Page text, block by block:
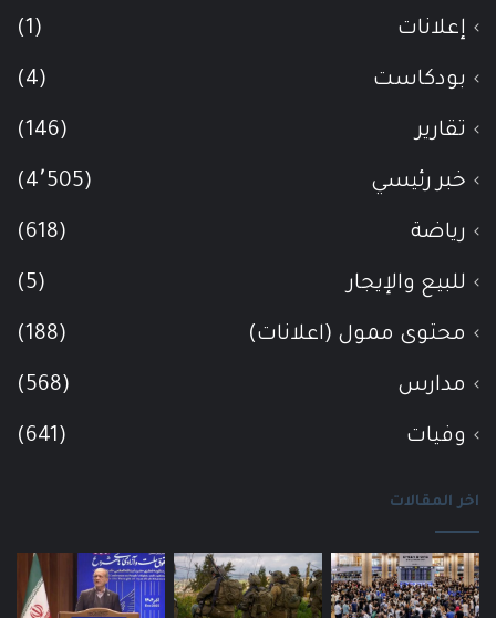
إعلانات (1)
بودكاست (4)
تقارير (146)
خبر رئيسي (4٬505)
رياضة (618)
للبيع والإيجار (5)
محتوى ممول (اعلانات) (188)
مدارس (568)
وفيات (641)
اخر المقالات